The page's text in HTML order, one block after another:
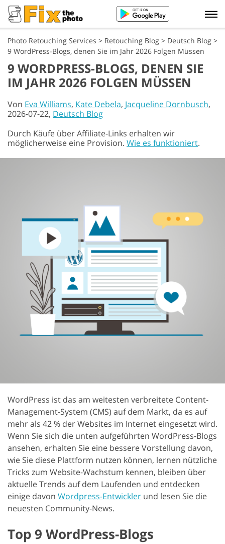
Photo Retouching Services > Retouching Blog > Deutsch Blog >
9 WordPress-Blogs, denen Sie im Jahr 2026 Folgen Müssen
9 WORDPRESS-BLOGS, DENEN SIE
IM JAHR 2026 FOLGEN MÜSSEN
Von Eva Williams, Kate Debela, Jacqueline Dornbusch,
2026-07-22, Deutsch Blog
Durch Käufe über Affiliate-Links erhalten wir
möglicherweise eine Provision. Wie es funktioniert.
WordPress ist das am weitesten verbreitete Content-
Management-System (CMS) auf dem Markt, da es auf
mehr als 42 % der Websites im Internet eingesetzt wird.
Wenn Sie sich die unten aufgeführten WordPress-Blogs
ansehen, erhalten Sie eine bessere Vorstellung davon,
wie Sie diese Plattform nutzen können, lernen nützliche
Tricks zum Website-Wachstum kennen, bleiben über
aktuelle Trends auf dem Laufenden und entdecken
einige davon Wordpress-Entwickler und lesen Sie die
neuesten Community-News.
Top 9 WordPress-Blogs